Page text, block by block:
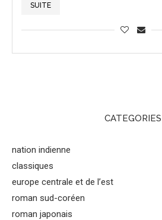
SUITE
CATEGORIES
nation indienne
classiques
europe centrale et de l’est
roman sud-coréen
roman japonais